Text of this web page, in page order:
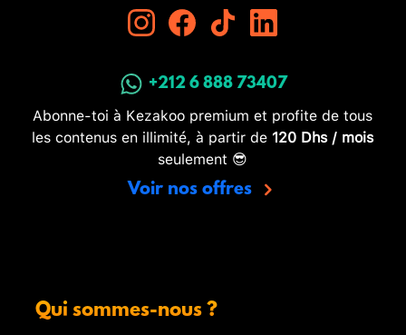
+212 6 888 73407
Abonne-toi à Kezakoo premium et profite de tous
les contenus en illimité, à partir de 120 Dhs / mois
seulement 😎
Voir nos offres
Qui sommes-nous ?